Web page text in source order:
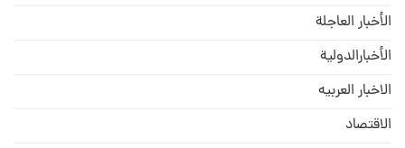
الأخبار العاجلة
الأخبارالدولية
الاخبار العربيه
الاقتصاد